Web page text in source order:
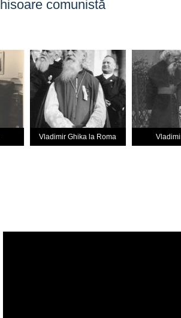
comunistă
Vladimir Ghika la Roma